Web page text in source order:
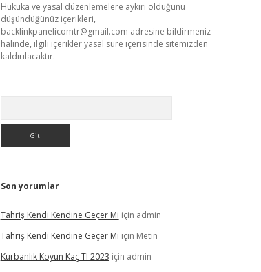
Hukuka ve yasal düzenlemelere aykırı olduğunu
düşündüğünüz içerikleri,
backlinkpanelicomtr@gmail.com adresine bildirmeniz
halinde, ilgili içerikler yasal süre içerisinde sitemizden
kaldırılacaktır.
Son yorumlar
Tahriş Kendi Kendine Geçer Mi için admin
Tahriş Kendi Kendine Geçer Mi için Metin
Kurbanlık Koyun Kaç Tl 2023 için admin